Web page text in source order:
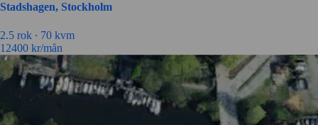
Stadshagen, Stockholm
2.5 rok ∙ 70 kvm
12400 kr/mån